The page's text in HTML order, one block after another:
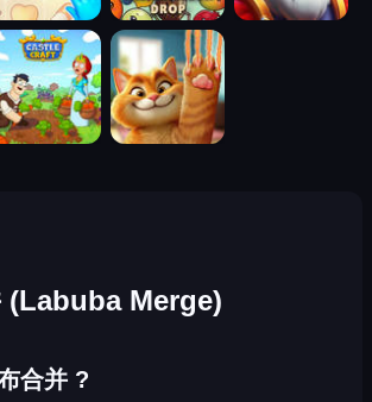
(Labuba Merge)
合并 ?